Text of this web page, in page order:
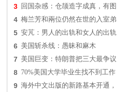
3 回国杂感：仓颉造字成真，有图
4 梅兰芳和兩位仍然在世的入室弟
5 安芃：男人的出轨和女人的出轨
6 美国斩杀线：愚昧和麻木
7 美国巨变：特朗普把三大最争议
8 70%美国大学毕业生找不到工作
9 海外中文出版的新路基本开通，